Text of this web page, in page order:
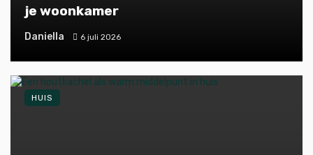
je woonkamer
Daniella 6 juli 2026
HUIS